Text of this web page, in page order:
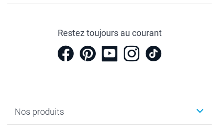
Restez toujours au courant
Nos produits